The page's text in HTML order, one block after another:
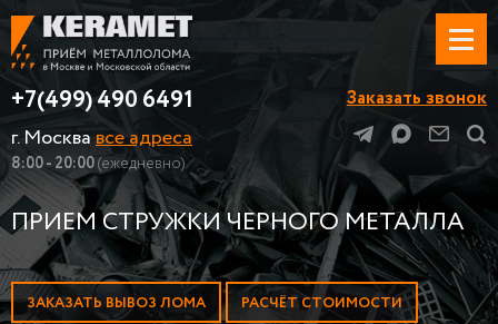
+7(499) 490 6491
г. Москвавсе адреса
8:00 - 20:00(ежедневно)
Заказать звонок
ПРИЕМ СТРУЖКИ ЧЕРНОГО МЕТАЛЛА
ЗАКАЗАТЬ ВЫВОЗ ЛОМА РАСЧЁТ СТОИМОСТИ